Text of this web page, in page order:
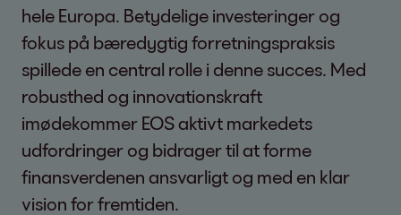
hele Europa. Betydelige investeringer og
fokus på bæredygtig forretningspraksis
spillede en central rolle i denne succes. Med
robusthed og innovationskraft
imødekommer EOS aktivt markedets
udfordringer og bidrager til at forme
finansverdenen ansvarligt og med en klar
vision for fremtiden.